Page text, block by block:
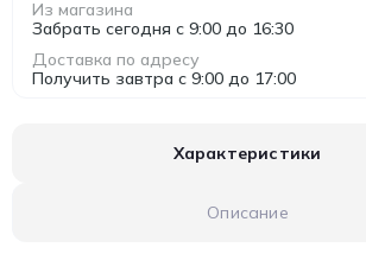
Из магазина
Забрать сегодня с 9:00 до 16:30
Доставка по адресу
Получить завтра с 9:00 до 17:00
Характеристики
Описание